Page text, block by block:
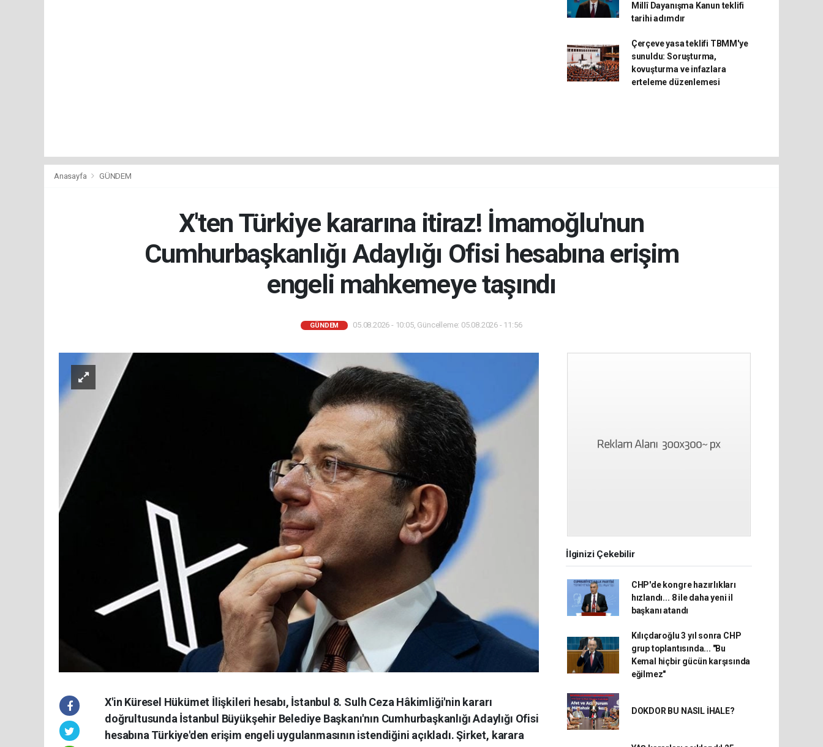
Millî Dayanışma Kanun teklifi
tarihi adımdır
Çerçeve yasa teklifi TBMM'ye
sunuldu: Soruşturma,
kovuşturma ve infazlara
erteleme düzenlemesi
Anasayfa GÜNDEM
X'ten Türkiye kararına itiraz! İmamoğlu'nun
Cumhurbaşkanlığı Adaylığı Ofisi hesabına erişim
engeli mahkemeye taşındı
GÜNDEM 05.08.2026 - 10:05, Güncelleme: 05.08.2026 - 11:56
X'in Küresel Hükümet İlişkileri hesabı, İstanbul 8. Sulh Ceza Hâkimliği'nin kararı
doğrultusunda İstanbul Büyükşehir Belediye Başkanı'nın Cumhurbaşkanlığı Adaylığı Ofisi
hesabına Türkiye'den erişim engeli uygulanmasının istendiğini açıkladı. Şirket, karara
İlginizi Çekebilir
CHP'de kongre hazırlıkları
hızlandı... 8 ile daha yeni il
başkanı atandı
Kılıçdaroğlu 3 yıl sonra CHP
grup toplantısında... "Bu
Kemal hiçbir gücün karşısında
eğilmez"
DOKDOR BU NASIL İHALE?